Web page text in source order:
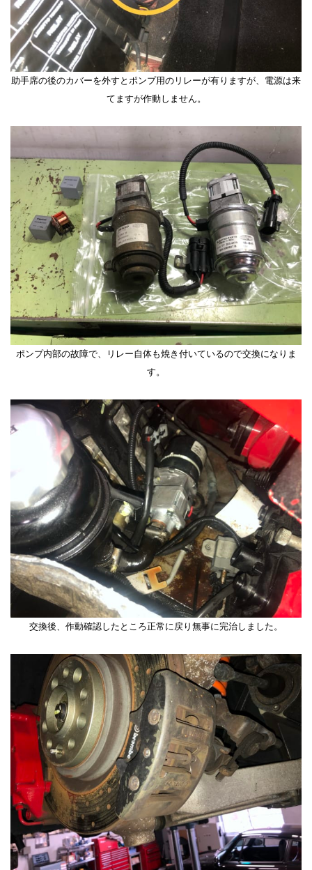
助手席の後のカバーを外すとポンプ用のリレーが有りますが、電源は来
てますが作動しません。
ポンプ内部の故障で、リレー自体も焼き付いているので交換になりま
す。
交換後、作動確認したところ正常に戻り無事に完治しました。